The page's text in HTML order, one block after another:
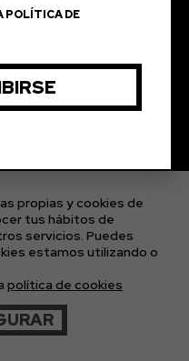
propias y cookies de
tus hábitos de
servicios. Puedes
estamos utilizando o
política de cookies
POLÍTICA DE